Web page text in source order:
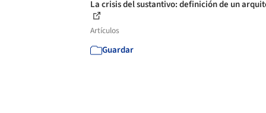
La crisis del sustantivo: definición de un
Artículos
Guardar